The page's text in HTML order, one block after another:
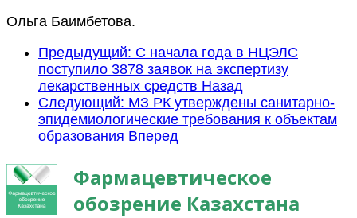
Ольга Баимбетова.
Предыдущий: С начала года в НЦЭЛС
поступило 3878 заявок на экспертизу
лекарственных средств Назад
Следующий: МЗ РК утверждены санитарно-
эпидемиологические требования к объектам
образования Вперед
Фармацевтическое
обозрение Казахстана